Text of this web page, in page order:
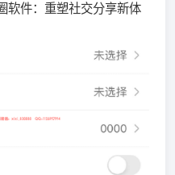
软件：重塑社交分享新体